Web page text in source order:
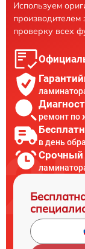
Используем
производителем
проверку всех
ремонт по
в день
Срочный